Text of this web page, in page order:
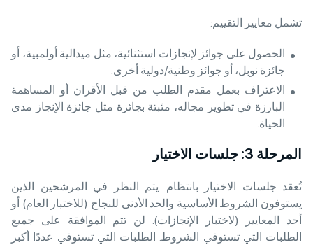
تشمل معايير التقييم:
الحصول على جوائز لإنجازات استثنائية، مثل ميدالية أولمبية، أو
جائزة نوبل، أو جوائز وطنية/دولية أخرى.
الاعتراف بعمل مقدم الطلب من قبل الأقران أو المساهمة
البارزة في تطوير مجاله، مثبتة بجائزة مثل جائزة الإنجاز مدى
الحياة.
المرحلة 3: جلسات الاختيار
تُعقد جلسات الاختيار بانتظام. يتم النظر في المرشحين الذين
يستوفون الشروط الأساسية والحد الأدنى للنجاح (للاختبار العام) أو
أحد المعايير (لاختبار الإنجازات). لن تتم الموافقة على جميع
الطلبات التي تستوفي الشروط. الطلبات التي تستوفي عددًا أكبر